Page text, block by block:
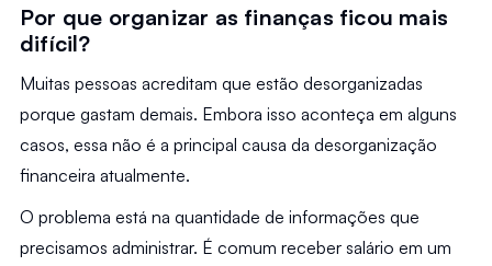
Por que organizar as finanças ficou mais
difícil?
Muitas pessoas acreditam que estão desorganizadas
porque gastam demais. Embora isso aconteça em alguns
casos, essa não é a principal causa da desorganização
financeira atualmente.
O problema está na quantidade de informações que
precisamos administrar. É comum receber salário em um